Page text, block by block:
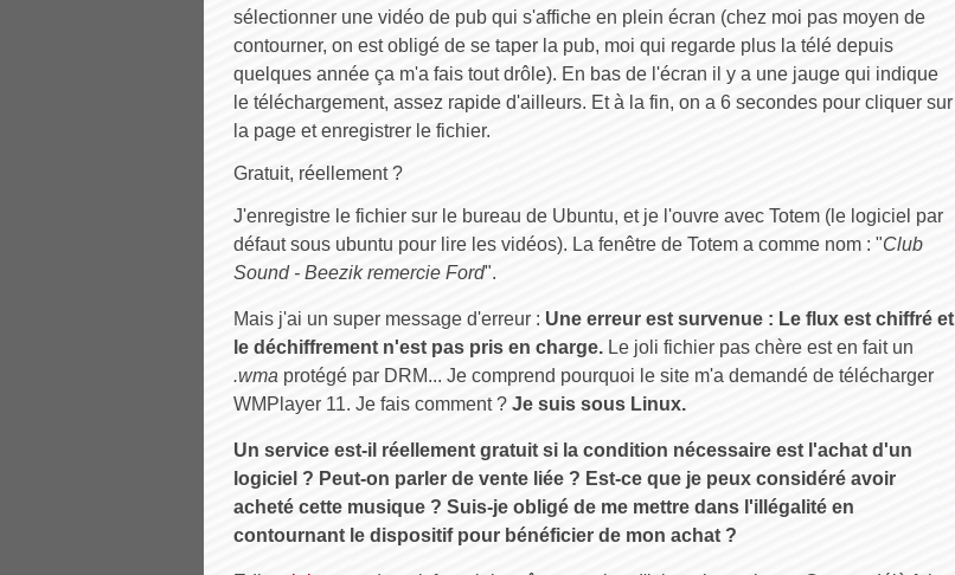
sélectionner une vidéo de pub qui s'affiche en plein écran (chez moi pas moyen de
contourner, on est obligé de se taper la pub, moi qui regarde plus la télé depuis
quelques année ça m'a fais tout drôle). En bas de l'écran il y a une jauge qui indique
le téléchargement, assez rapide d'ailleurs. Et à la fin, on a 6 secondes pour cliquer sur
la page et enregistrer le fichier.
Gratuit, réellement ?
J'enregistre le fichier sur le bureau de Ubuntu, et je l'ouvre avec Totem (le logiciel par
défaut sous ubuntu pour lire les vidéos). La fenêtre de Totem a comme nom : "Club
Sound - Beezik remercie Ford".
Mais j'ai un super message d'erreur : Une erreur est survenue : Le flux est chiffré et
le déchiffrement n'est pas pris en charge. Le joli fichier pas chère est en fait un
.wma protégé par DRM... Je comprend pourquoi le site m'a demandé de télécharger
WMPlayer 11. Je fais comment ? Je suis sous Linux.
Un service est-il réellement gratuit si la condition nécessaire est l'achat d'un
logiciel ? Peut-on parler de vente liée ? Est-ce que je peux considéré avoir
acheté cette musique ? Suis-je obligé de me mettre dans l'illégalité en
contournant le dispositif pour bénéficier de mon achat ?